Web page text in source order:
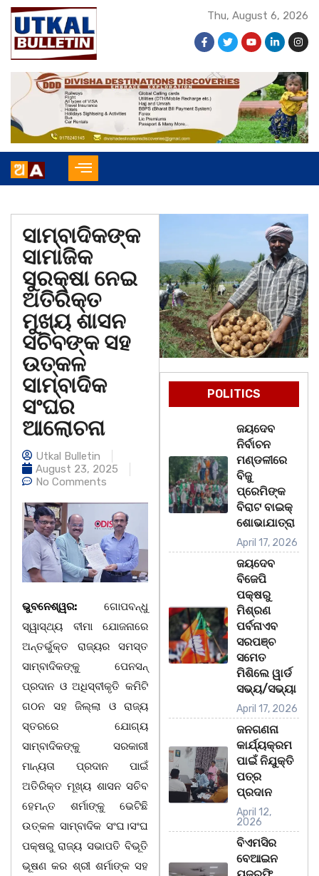
Thu, August 6, 2026
ସାମ୍ବାଦିକଙ୍କ
ସାମାଜିକ
ସୁରକ୍ଷା ନେଇ
ଅତିରିକ୍ତ
ମୁଖ୍ୟ ଶାସନ
ସଚିବଙ୍କ ସହ‌
ଉତ୍କଳ
ସାମ୍ବାଦିକ
ସଂଘର
ଆଲୋଚନା
Utkal Bulletin
August 23, 2025
No Comments
ଭୁବନେଶ୍ୱର: ଗୋପବନ୍ଧୁ
ସ୍ୱାସ୍ଥ୍ୟ ବୀମା ଯୋଜନାରେ
ଅନ୍ତର୍ଭୁକ୍ତ ରାଜ୍ୟର ସମସ୍ତ
ସାମ୍ବାଦିକଙ୍କୁ ପେନସନ୍
ପ୍ରଦାନ ଓ ଅଧିସ୍ବୀକୃତି କମିଟି
ଗଠନ ସହ ଜିଲ୍ଲା ଓ ରାଜ୍ୟ
ସ୍ତରରେ ଯୋଗ୍ୟ
ସାମ୍ବାଦିକଙ୍କୁ ସରକାରୀ
ମାନ୍ୟତା ପ୍ରଦାନ ପାଇଁ
ଅତିରିକ୍ତ ମୂଖ୍ୟ ଶାସନ ସଚିବ
ହେମନ୍ତ ଶର୍ମାଙ୍କୁ ଭେଟିଛି
ଉତ୍କଳ ସାମ୍ବାଦିକ ସଂଘ।ସଂଘ
ପକ୍ଷରୁ ରାଜ୍ୟ ସଭାପତି ବିଭୂତି
ଭୂଷଣ କର ଶ୍ରୀ ଶର୍ମାଙ୍କ ସହ
POLITICS
ଜୟଦେବ
ନିର୍ବାଚନ
ମଣ୍ଡଳୀରେ
ବିଜୁ
ପ୍ରେମିଙ୍କ
ବିରାଟ ବାଇକ୍
ଶୋଭାଯାତ୍ରା
April 17, 2026
ଜୟଦେବ
ବିଜେପି
ପକ୍ଷରୁ
ମିଶ୍ରଣ
ପର୍ବନାଏବ
ସରପଞ୍ଚ
ସମେତ
ମିଶିଲେ ୱାର୍ଡ
ସଭ୍ୟ/ସଭ୍ୟା
April 17, 2026
ଜନଗଣନା
କାର୍ଯ୍ୟକ୍ରମ
ପାଇଁ ନିଯୁକ୍ତି
ପତ୍ର
ପ୍ରଦାନ
April 12,
2026
ବିଏମସିର
ବେଆଇନ